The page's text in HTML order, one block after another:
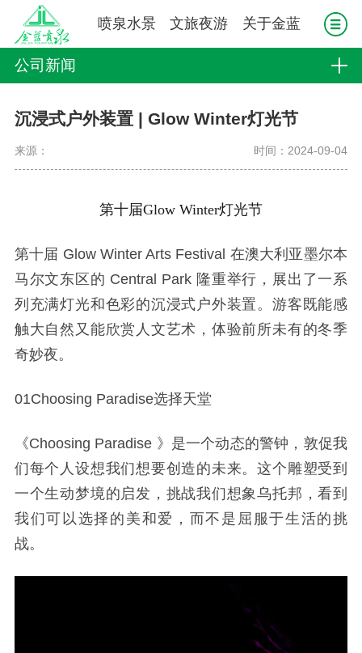
喷泉水景 文旅夜游 关于金蓝
公司新闻
沉浸式户外装置 | Glow Winter灯光节
来源： 时间：2024-09-04
第十届Glow Winter灯光节
第十届 Glow Winter Arts Festival 在澳大利亚墨尔本
马尔文东区的 Central Park 隆重举行，展出了一系
列充满灯光和色彩的沉浸式户外装置。游客既能感
触大自然又能欣赏人文艺术，体验前所未有的冬季
奇妙夜。
01Choosing Paradise选择天堂
《Choosing Paradise 》是一个动态的警钟，敦促我
们每个人设想我们想要创造的未来。这个雕塑受到
一个生动梦境的启发，挑战我们想象乌托邦，看到
我们可以选择的美和爱，而不是屈服于生活的挑
战。